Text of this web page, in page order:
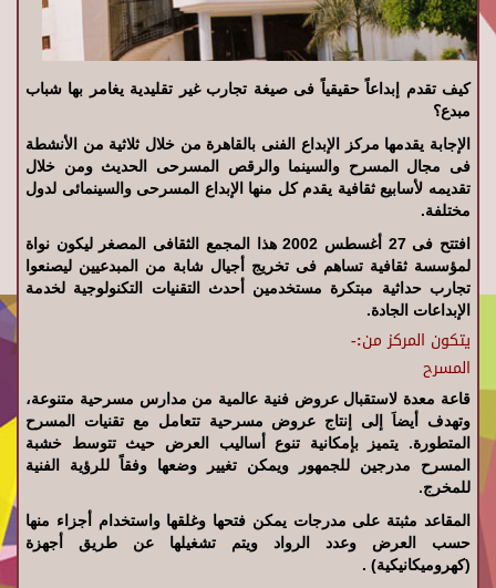
كيف تقدم إبداعاً حقيقياً فى صيغة تجارب غير تقليدية يغامر بها شباب
مبدع؟
الإجابة يقدمها مركز الإبداع الفنى بالقاهرة من خلال ثلاثية من الأنشطة
فى مجال المسرح والسينما والرقص المسرحى الحديث ومن خلال
تقديمه لأسابيع ثقافية يقدم كل منها الإبداع المسرحى والسينمائى لدول
مختلفة.
افتتح فى 27 أغسطس 2002 هذا المجمع الثقافى المصغر ليكون نواة
لمؤسسة ثقافية تساهم فى تخريج أجيال شابة من المبدعيين ليصنعوا
تجارب حداثية مبتكرة مستخدمين أحدث التقنيات التكنولوجية لخدمة
الإبداعات الجادة.
يتكون المركز من:-
المسرح
قاعة معدة لاستقبال عروض فنية عالمية من مدارس مسرحية متنوعة،
وتهدف أيضاَ إلى إنتاج عروض مسرحية تتعامل مع تقنيات المسرح
المتطورة. يتميز بإمكانية تنوع أساليب العرض حيث تتوسط خشبة
المسرح مدرجين للجمهور ويمكن تغيير وضعها وفقاً للرؤية الفنية
للمخرج.
المقاعد مثبتة على مدرجات يمكن فتحها وغلقها واستخدام أجزاء منها
حسب العرض وعدد الرواد ويتم تشغيلها عن طريق أجهزة
(كهروميكانيكية) .